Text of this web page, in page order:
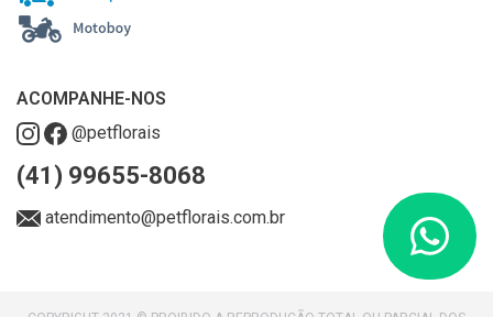
ACOMPANHE-NOS
@petflorais
(41) 99655-8068
atendimento@petflorais.com.br